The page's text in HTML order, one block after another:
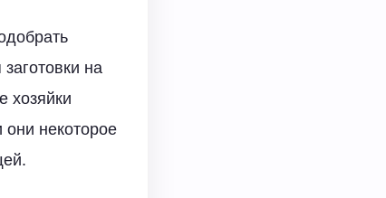
на
хозяйки
некоторое